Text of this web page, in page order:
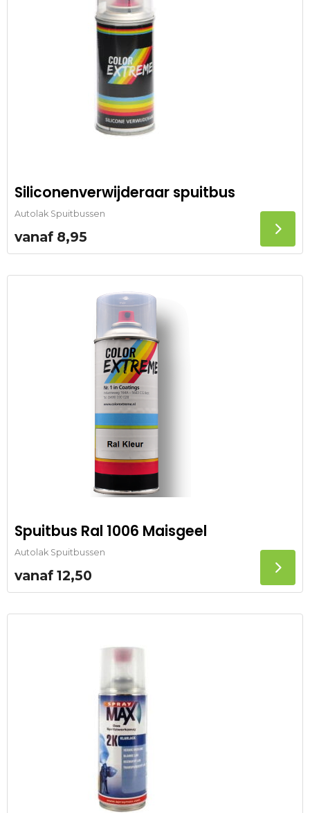
Siliconenverwijderaar spuitbus
Autolak Spuitbussen
vanaf 8,95
Spuitbus Ral 1006 Maisgeel
Autolak Spuitbussen
vanaf 12,50